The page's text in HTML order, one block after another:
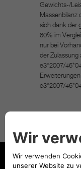
Gewichts-/
Massenbilanz
sich dank der
80% im
nur bei
der Zulassung
e3*2007/
e3*2007/